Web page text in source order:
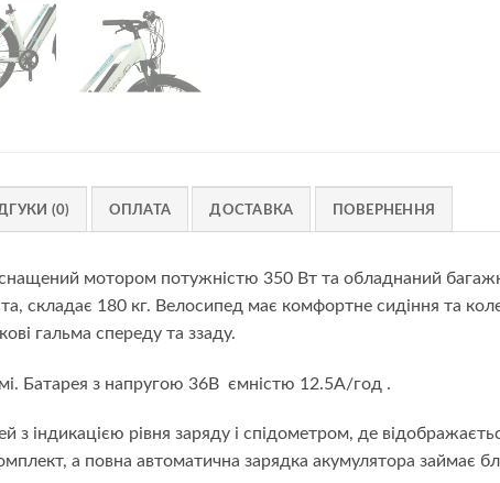
(0) ОПЛАТА ДОСТАВКА ПОВЕРНЕННЯ
мотором потужністю 350 Вт та обладнаний
складає 180 кг. Велосипед має комфортне сидіння та
гальма спереду та ззаду.
Батарея з напругою 36В ємністю 12.5А/год .
з індикацією рівня заряду і спідометром, де
а повна автоматична зарядка акумулятора займає